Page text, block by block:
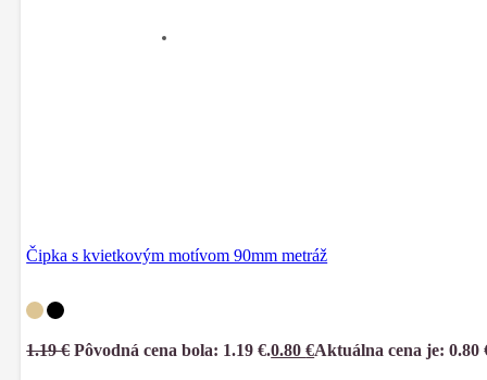
Čipka s kvietkovým motívom 90mm metráž
1.19€ Pôvodná cena bola: 1.19 €.0.80€Aktuálna cena je: 0.80